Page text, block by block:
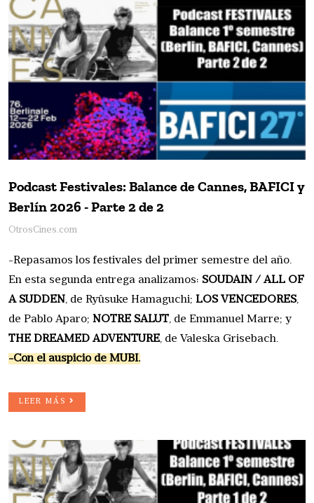
Podcast Festivales: Balance de Cannes, BAFICI y
Berlín 2026 - Parte 2 de 2
OtrosCines.com
-Repasamos los festivales del primer semestre del año.
En esta segunda entrega analizamos: SOUDAIN / ALL OF
A SUDDEN, de Ryûsuke Hamaguchi; LOS VENCEDORES,
de Pablo Aparo; NOTRE SALUT, de Emmanuel Marre; y
THE DREAMED ADVENTURE, de Valeska Grisebach.
-Con el auspicio de MUBI.
LEER MÁS